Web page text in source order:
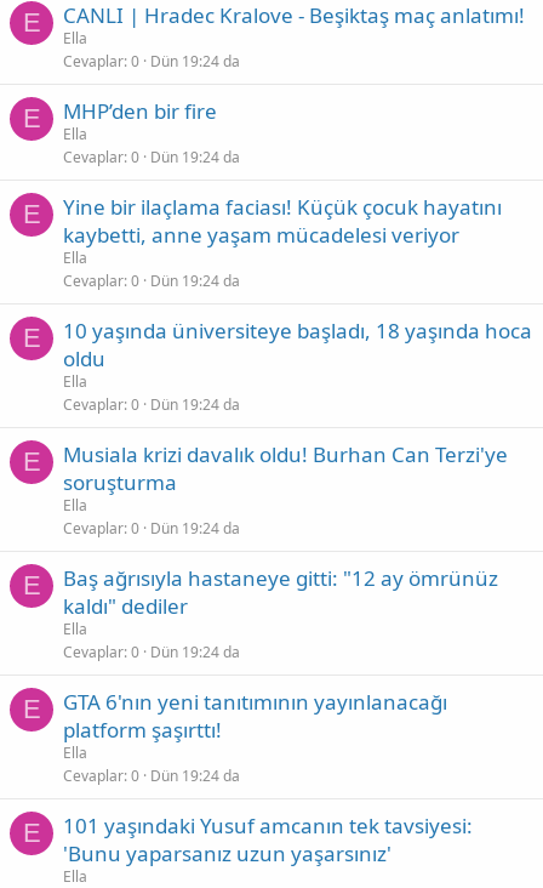
E CANLI | Hradec Kralove - Beşiktaş maç anlatımı!
Ella
Cevaplar 0 Dün 19:24 da
E MHP’den bir fire
Ella
Cevaplar 0 Dün 19:24 da
E
Yine bir ilaçlama faciası! Küçük çocuk hayatını
kaybetti, anne yaşam mücadelesi veriyor
Ella
Cevaplar 0 Dün 19:24 da
E
10 yaşında üniversiteye başladı, 18 yaşında hoca
oldu
Ella
Cevaplar 0 Dün 19:24 da
E
Musiala krizi davalık oldu! Burhan Can Terzi'ye
soruşturma
Ella
Cevaplar 0 Dün 19:24 da
E
Baş ağrısıyla hastaneye gitti: "12 ay ömrünüz
kaldı" dediler
Ella
Cevaplar 0 Dün 19:24 da
E
GTA 6'nın yeni tanıtımının yayınlanacağı
platform şaşırttı!
Ella
Cevaplar 0 Dün 19:24 da
E
101 yaşındaki Yusuf amcanın tek tavsiyesi:
'Bunu yaparsanız uzun yaşarsınız'
Ella